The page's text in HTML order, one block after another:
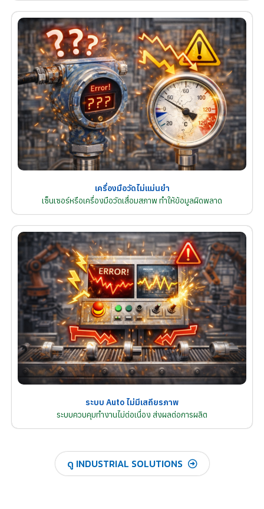
เครื่องมือวัดไม่แม่นยำ
เซ็นเซอร์หรือเครื่องมือวัดเสื่อมสภาพ ทำให้ข้อมูลผิดพลาด
ระบบ Auto ไม่มีเสถียรภาพ
ระบบควบคุมทำงานไม่ต่อเนื่อง ส่งผลต่อการผลิต
ดู INDUSTRIAL SOLUTIONS